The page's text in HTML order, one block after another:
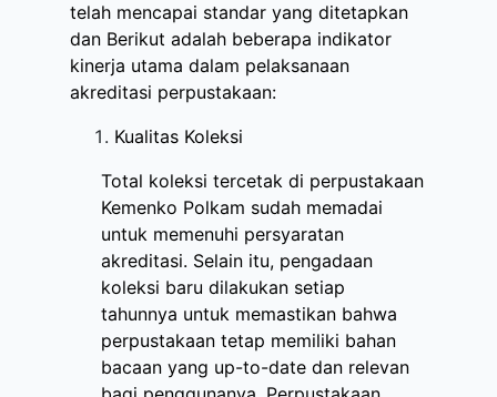
telah mencapai standar yang ditetapkan
dan Berikut adalah beberapa indikator
kinerja utama dalam pelaksanaan
akreditasi perpustakaan:
Kualitas Koleksi
Total koleksi tercetak di perpustakaan
Kemenko Polkam sudah memadai
untuk memenuhi persyaratan
akreditasi. Selain itu, pengadaan
koleksi baru dilakukan setiap
tahunnya untuk memastikan bahwa
perpustakaan tetap memiliki bahan
bacaan yang up-to-date dan relevan